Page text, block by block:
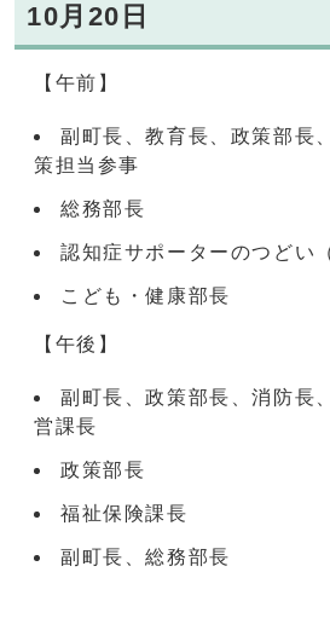
10月20日
【午前】
副町長、教育長、政策部長
策担当参事
総務部長
認知症サポーターのつどい
こども・健康部長
【午後】
副町長、政策部長、消防長
営課長
政策部長
福祉保険課長
副町長、総務部長